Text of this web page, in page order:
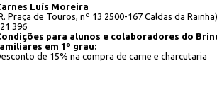
Luís Moreira
Praça de Touros, nº 13 2500-167 Caldas da
396
para alunos e colaboradores do
em 1º grau:
de 15% na compra de carne e charcutaria